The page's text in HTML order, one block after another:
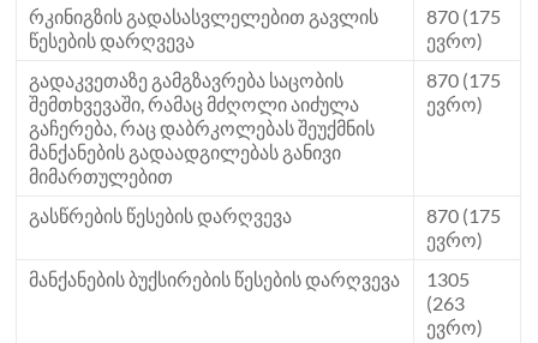
რკინიგზის გადასასვლელებით გავლის
წესების დარღვევა
870 (175
ევრო)
გადაკვეთაზე გამგზავრება საცობის
შემთხვევაში, რამაც მძღოლი აიძულა
გაჩერება, რაც დაბრკოლებას შეუქმნის
მანქანების გადაადგილებას განივი
მიმართულებით
870 (175
ევრო)
გასწრების წესების დარღვევა
870 (175
ევრო)
მანქანების ბუქსირების წესების დარღვევა
1305
(263
ევრო)